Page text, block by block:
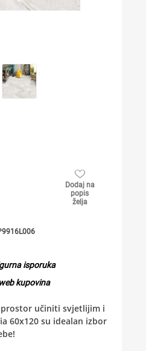
Dodaj na
popis
želja
isporuka
kupovina
učiniti svjetlijim i
60x120 su idealan izbor